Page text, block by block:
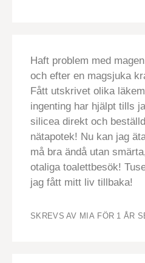
Haft problem med
och efter en magsjuka
Fått utskrivet olika
ingenting har hjälpt tills
silicea direkt och
nätapotek! Nu kan jag
må bra ändå utan
otaliga toalettbesök!
jag fått mitt liv tillbaka!
SKREVS AV MIAFÖR 1 ÅR